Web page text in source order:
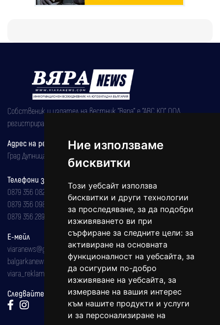
Ние използваме
бисквитки
Този уебсайт използва
бисквитки и други технологии
за проследяване, за да подобри
изживяването ви при
сърфиране за следните цели: за
активиране на основната
функционалност на уебсайта, за
да осигурим по-добро
изживяване на уебсайта, за
измерване на вашия интерес
към нашите продукти и услуги
и за персонализиране на
Собственик и издател на вестник "Вяра" е "АВС КО" ООД,
регистрирана на 08.05.2002 година.
Адрес на редакцията
Град Дупница, ул.''Христо Ботев" 43
Телефони за реклама и абонаменти
0879 356 082
0879 356 098
0879 356 289
Е-мейл
viaranews@gmail.com
balgarkanews@gmail.com
viara_reklama@mail.bg
Следвайте ни: